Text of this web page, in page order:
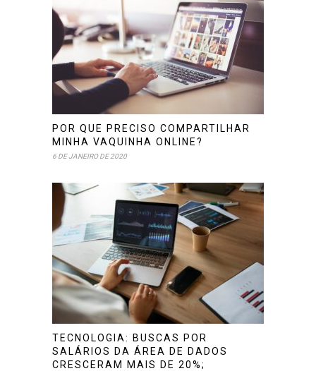
POR QUE PRECISO COMPARTILHAR
MINHA VAQUINHA ONLINE?
6 DE JANEIRO DE 2020
TECNOLOGIA: BUSCAS POR
SALÁRIOS DA ÁREA DE DADOS
CRESCERAM MAIS DE 20%;